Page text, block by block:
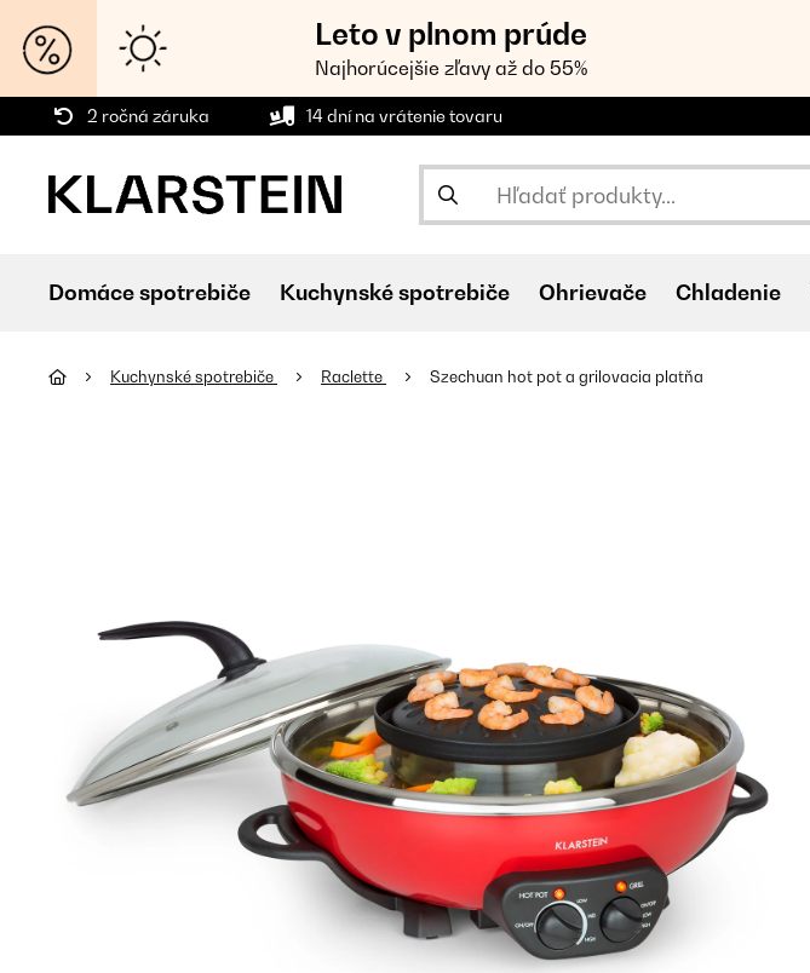
Leto v plnom prúde
Najhorúcejšie zľavy až do 55%
2 ročná záruka 14 dní na vrátenie tovaru
Domáce spotrebiče Kuchynské spotrebiče Ohrievače Chladenie
Kuchynské spotrebiče Raclette Szechuan hot pot a grilovacia platňa